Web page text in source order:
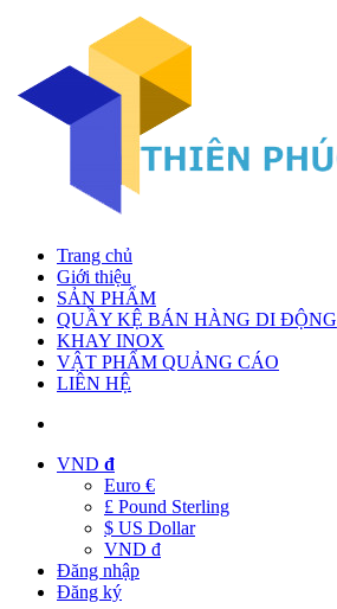
Trang chủ
Giới thiệu
SẢN PHẨM
QUẦY KỆ BÁN HÀNG DI ĐỘNG
KHAY INOX
VẬT PHẨM QUẢNG CÁO
LIÊN HỆ
VND đ
Euro €
£ Pound Sterling
$ US Dollar
VND đ
Đăng nhập
Đăng ký